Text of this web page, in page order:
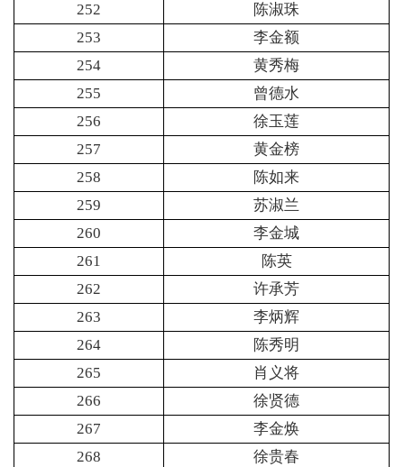
252
陈淑珠
253
李金额
254
黄秀梅
255
曾德水
256
徐玉莲
257
黄金榜
258
陈如来
259
苏淑兰
260
李金城
261
陈英
262
许承芳
263
李炳辉
264
陈秀明
265
肖义将
266
徐贤德
267
李金焕
268
徐贵春